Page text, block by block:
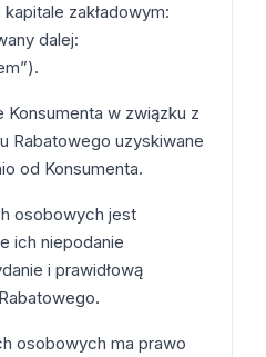
zakładowym:
dalej:
Konsumenta w związku z
Rabatowego uzyskiwane
od Konsumenta.
osobowych jest
ich niepodanie
i prawidłową
osobowych ma prawo